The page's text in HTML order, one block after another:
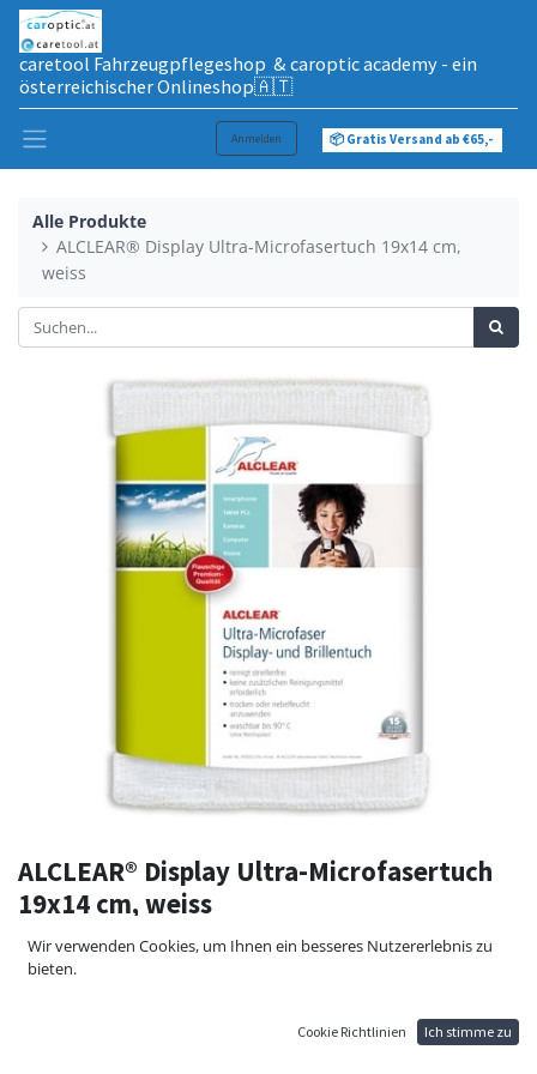
caretool Fahrzeugpflegeshop & caroptic academy - ein
österreichischer Onlineshop🇦🇹
Anmelden 📦 Gratis Versand ab €65,-
Alle Produkte
ALCLEAR® Display Ultra-Microfasertuch 19x14 cm,
weiss
ALCLEAR® Display Ultra-Microfasertuch
19x14 cm, weiss
ALCLEAR 950003 Display Ultra-Microfasertuch Farbe: weiss
Das Tuch entfernt mühelos Fingerabdrücke und Verschmutzungen
fetthaltige Verschmutzungen werden restlos entfernt.
Wir verwenden Cookies, um Ihnen ein besseres Nutzererlebnis zu
bieten.
Cookie Richtlinien Ich stimme zu